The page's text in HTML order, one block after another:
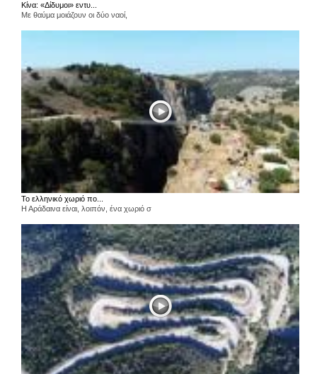
Κίνα: «Δίδυμοι» εντυ...
Με θαύμα μοιάζουν οι δύο ναοί,
Το ελληνικό χωριό πο...
Η Αράδαινα είναι, λοιπόν, ένα χωριό σ